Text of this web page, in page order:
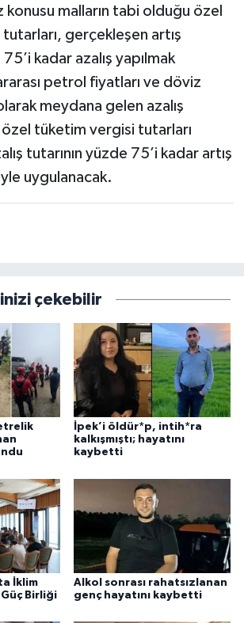
malların tabi olduğu özel
gerçekleşen artış
kadar azalış yapılmak
petrol fiyatları ve döviz
meydana gelen azalış
tüketim vergisi tutarları
tutarının yüzde 75’i kadar artış
uygulanacak.
çekebilir
İpek’i öldür*p, intih*ra
kalkışmıştı; hayatını
kaybetti
İklim
Güç Birliği
Alkol sonrası rahatsızlanan
genç hayatını kaybetti